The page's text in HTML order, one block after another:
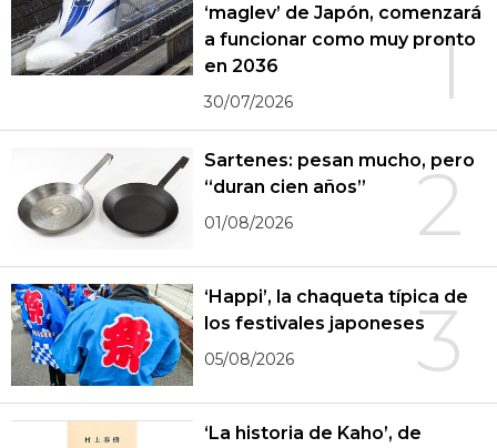
1
‘maglev’ de Japón, comenzará
a funcionar como muy pronto
en 2036
30/07/2026
2
Sartenes: pesan mucho, pero
“duran cien años”
01/08/2026
3
‘Happi’, la chaqueta típica de
los festivales japoneses
05/08/2026
‘La historia de Kaho’, de